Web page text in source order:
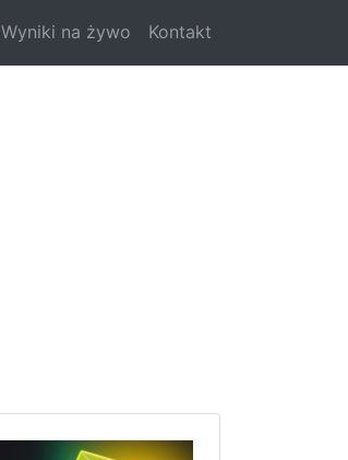
Wyniki na żywo Kontakt